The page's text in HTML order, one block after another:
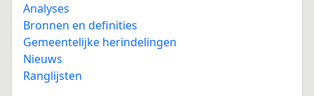
Analyses
Bronnen en definities
Gemeentelijke herindelingen
Nieuws
Ranglijsten